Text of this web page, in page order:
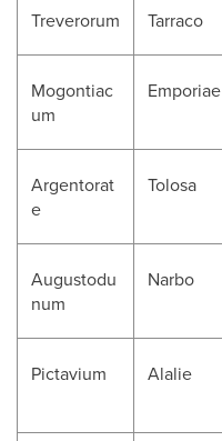
Treverorum Tarraco
Mogontiac
um
Emporiae
Argentorat
e
Tolosa
Augustodu
num
Narbo
Pictavium Alalie